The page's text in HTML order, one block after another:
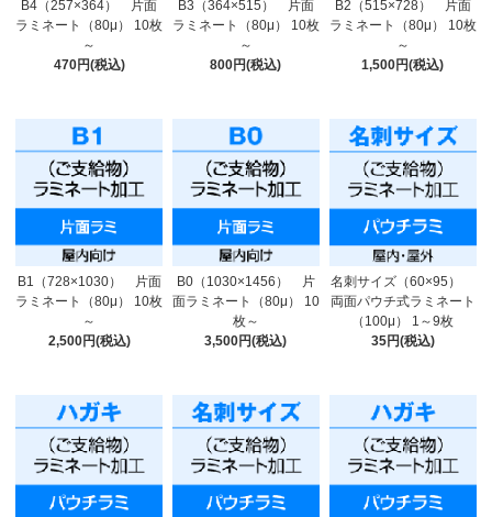
B4（257×364） 片面
ラミネート（80μ） 10枚
～
470円(税込)
B3（364×515） 片面
ラミネート（80μ） 10枚
～
800円(税込)
B2（515×728） 片面
ラミネート（80μ） 10枚
～
1,500円(税込)
B1（728×1030） 片面
ラミネート（80μ） 10枚
～
2,500円(税込)
B0（1030×1456） 片
面ラミネート（80μ） 10
枚～
3,500円(税込)
名刺サイズ（60×95）
両面パウチ式ラミネート
（100μ） 1～9枚
35円(税込)